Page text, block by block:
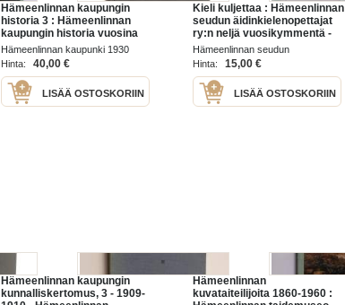
Hämeenlinnan kaupungin
historia 3 : Hämeenlinnan
kaupungin historia vuosina
1809-75
Hämeenlinnan kaupunki 1930
Hinta:
40,00 €
LISÄÄ OSTOSKORIIN
Kieli kuljettaa : Hämeenlinnan
seudun äidinkielenopettajat
ry:n neljä vuosikymmentä -
Hämeenlinnan seudun
äidinkielenopettajat ry:n neljä
vuosikymmentä
Hämeenlinnan seudun
äidinkielenopettajat 2009
Hinta: 15,00 €
LISÄÄ OSTOSKORIIN
Hämeenlinnan kaupungin
kunnalliskertomus, 3 - 1909-
Hämeenlinnan
kuvataiteilijoita 1860-1960 :